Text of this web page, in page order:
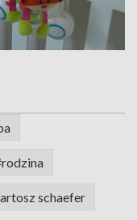
schaefer